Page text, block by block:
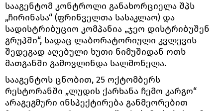
სააგენტომ კონტროლი განახორციელა შპს
„ჩირინასა“ (ფრინველთა სასაკლაო) და
სადისტრიბუციო კომპანია „ჯეო დისტრიბუშენ
გრუპში“, სადაც ლაბორატორიული კვლევის
შედეგად აღებული ხუთი ნიმუშიდან ოთხ
მათგანში გამოვლინდა სალმონელა.
სააგენტოს ცნობით, 25 ოქტომბერს
რესტორანში „ლუდის ქარხანა ჩემო კარგო“
არაგეგმური ინსპექტირება განმეორებით